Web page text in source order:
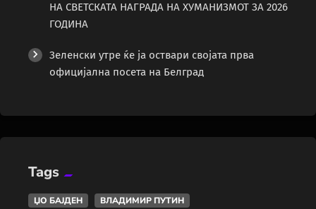
НА СВЕТСКАТА НАГРАДА НА ХУМАНИЗМОТ ЗА 2026
ГОДИНА
Зеленски утре ќе ја оствари својата прва
официјална посета на Белград
Tags
ЏО БАЈДЕН
ВЛАДИМИР ПУТИН